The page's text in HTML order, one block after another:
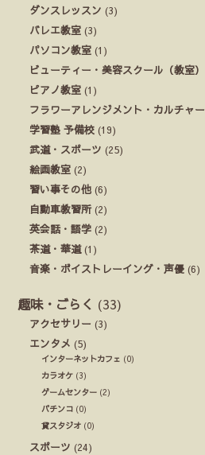
ダンスレッスン (3)
バレエ教室 (3)
パソコン教室 (1)
ビューティー・美容スクール（教室）
ピアノ教室 (1)
フラワーアレンジメント・カルチャー
学習塾 予備校 (19)
武道・スポーツ (25)
絵画教室 (2)
習い事その他 (6)
自動車教習所(2)
英会話・語学 (2)
茶道・華道(1)
音楽・ボイストレーイング・声優 (6)
趣味・ごらく (33)
アクセサリー (3)
エンタメ (5)
インターネットカフェ (0)
カラオケ (3)
ゲームセンター (2)
パチンコ (0)
貸スタジオ (0)
スポーツ (24)